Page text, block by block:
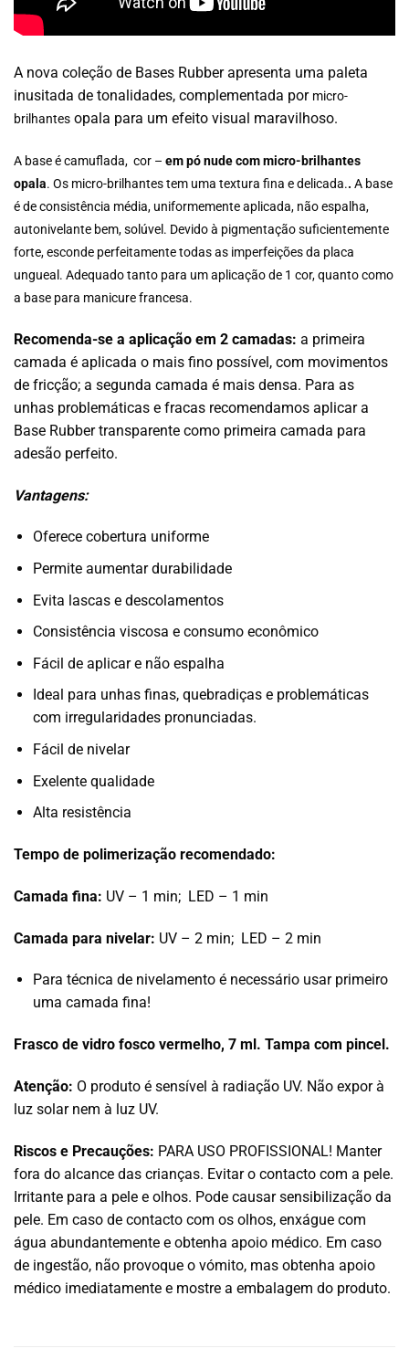
A nova coleção de Bases Rubber apresenta uma paleta
inusitada de tonalidades, complementada por micro-
brilhantes opala para um efeito visual maravilhoso.
A base é camuflada, cor – em pó nude com micro-brilhantes
opala. Os micro-brilhantes tem uma textura fina e delicada.. A base
é de consistência média, uniformemente aplicada, não espalha,
autonivelante bem, solúvel. Devido à pigmentação suficientemente
forte, esconde perfeitamente todas as imperfeições da placa
ungueal. Adequado tanto para um aplicação de 1 cor, quanto como
a base para manicure francesa.
Recomenda-se a aplicação em 2 camadas: a primeira
camada é aplicada o mais fino possível, com movimentos
de fricção; a segunda camada é mais densa. Para as
unhas problemáticas e fracas recomendamos aplicar a
Base Rubber transparente como primeira camada para
adesão perfeito.
Vantagens:
Oferece cobertura uniforme
Permite aumentar durabilidade
Evita lascas e descolamentos
Consistência viscosa e consumo econômico
Fácil de aplicar e não espalha
Ideal para unhas finas, quebradiças e problemáticas
com irregularidades pronunciadas.
Fácil de nivelar
Exelente qualidade
Alta resistência
Tempo de polimerização recomendado:
Camada fina: UV – 1 min; LED – 1 min
Camada para nivelar: UV – 2 min; LED – 2 min
Para técnica de nivelamento é necessário usar primeiro
uma camada fina!
Frasco de vidro fosco vermelho, 7 ml. Tampa com pincel.
Atenção: O produto é sensível à radiação UV. Não expor à
luz solar nem à luz UV.
Riscos e Precauções: PARA USO PROFISSIONAL! Manter
fora do alcance das crianças. Evitar o contacto com a pele.
Irritante para a pele e olhos. Pode causar sensibilização da
pele. Em caso de contacto com os olhos, enxágue com
água abundantemente e obtenha apoio médico. Em caso
de ingestão, não provoque o vómito, mas obtenha apoio
médico imediatamente e mostre a embalagem do produto.